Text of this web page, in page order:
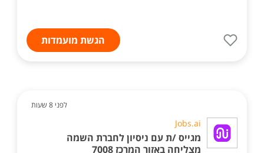
הגשת מועמדות
לפני 8 שעות
Jobs.ai
מגייס /ת עם ניסיון לחברת השמה
מצליחה באזור המרכז 7008